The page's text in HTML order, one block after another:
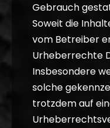
Gebrauch
Soweit die
vom Betreiber
Urheberrechte
Insbesondere
solche
trotzdem auf